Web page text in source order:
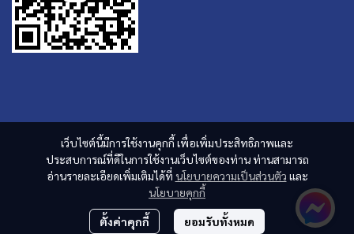
เว็บไซต์นี้มีการใช้งานคุกกี้ เพื่อเพิ่มประสิทธิภาพและ
ประสบการณ์ที่ดีในการใช้งานเว็บไซต์ของท่าน ท่านสามารถ
อ่านรายละเอียดเพิ่มเติมได้ที่ นโยบายความเป็นส่วนตัว และ
นโยบายคุกกี้
ตั้งค่าคุกกี้ ยอมรับทั้งหมด